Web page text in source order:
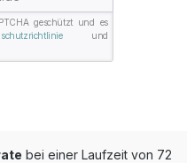
geschützt und es
und
bei einer Laufzeit von 72